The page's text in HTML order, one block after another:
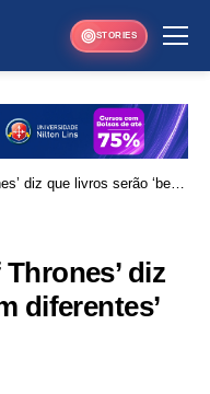
STORIES
diz que livros serão ‘bem
diz
diferentes’